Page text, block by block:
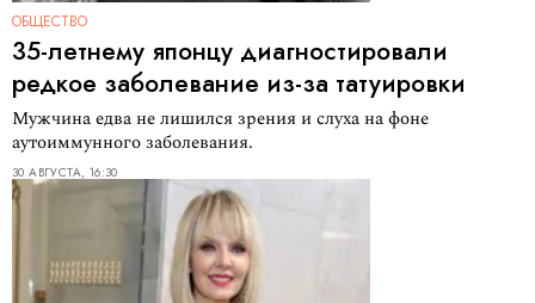
ОБЩЕСТВО
35-летнему японцу диагностировали
редкое заболевание из-за татуировки
Мужчина едва не лишился зрения и слуха на фоне
аутоиммунного заболевания.
30 АВГУСТА, 16:30